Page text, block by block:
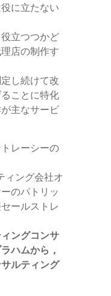
に立たない
立つつかど
店の制作す
し続けて改
ことに特化
主なサービ
レーシーの
ィング会社オ
のパトリッ
ールストレ
ングコンサ
ハムから，
ルティング